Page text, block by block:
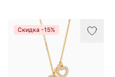
Скидка -15%